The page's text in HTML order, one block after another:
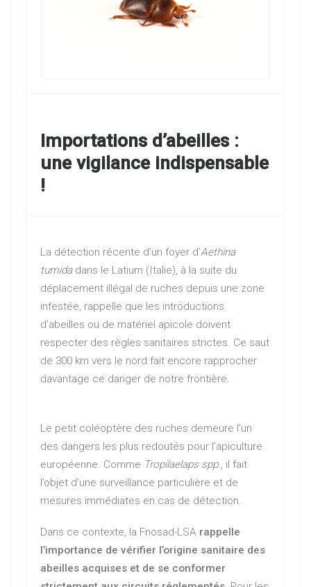
Importations d’abeilles :
une vigilance indispensable
!
La détection récente d’un foyer d’Aethina
tumidadans le Latium (Italie), à la suite du
déplacement illégal de ruches depuis une zone
infestée, rappelle que les introductions
d’abeilles ou de matériel apicole doivent
respecter des règles sanitaires strictes. Ce saut
de 300 km vers le nord fait encore rapprocher
davantage ce danger de notre frontière.
Le petit coléoptère des ruches demeure l’un
des dangers les plus redoutés pour l’apiculture
européenne. Comme Tropilaelaps spp., il fait
l’objet d’une surveillance particulière et de
mesures immédiates en cas de détection.
Dans ce contexte, la Fnosad-LSA rappelle
l’importance de vérifier l’origine sanitaire des
abeilles acquises et de se conformer